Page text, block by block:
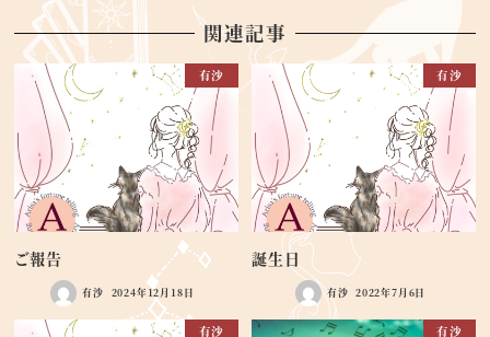
関連記事
有沙
ご報告
有沙 2024年12月18日
有沙
誕生日
有沙 2022年7月6日
有沙 有沙